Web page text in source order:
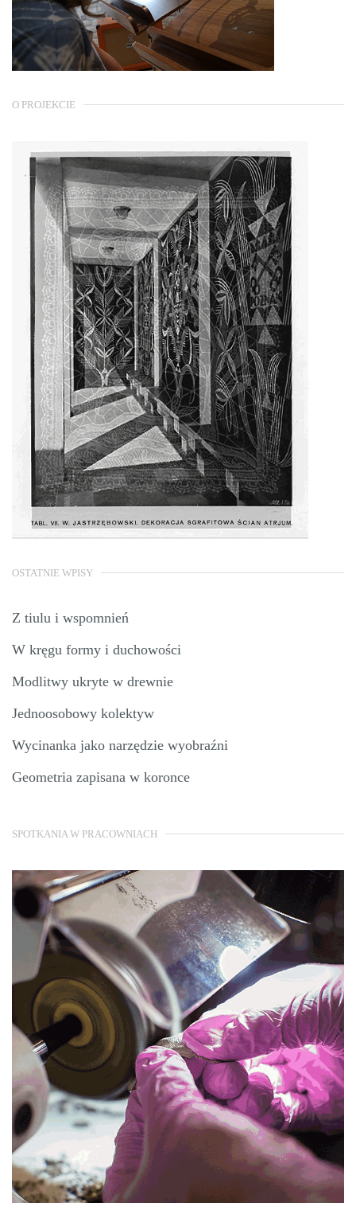
O PROJEKCIE
OSTATNIE WPISY
Z tiulu i wspomnień
W kręgu formy i duchowości
Modlitwy ukryte w drewnie
Jednoosobowy kolektyw
Wycinanka jako narzędzie wyobraźni
Geometria zapisana w koronce
SPOTKANIA W PRACOWNIACH